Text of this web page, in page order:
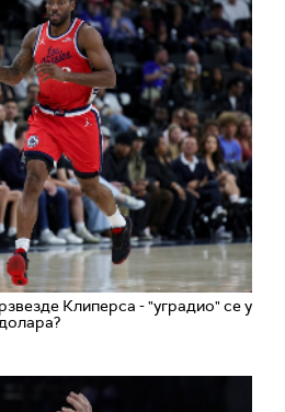
Клиперса - "уградио" се у